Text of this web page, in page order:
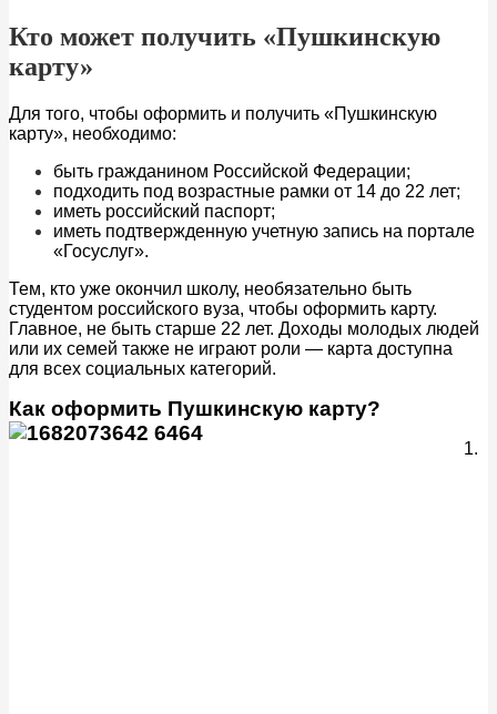
Кто может получить «Пушкинскую
карту»
Для того, чтобы оформить и получить «Пушкинскую
карту», необходимо:
быть гражданином Российской Федерации;
подходить под возрастные рамки от 14 до 22 лет;
иметь российский паспорт;
иметь подтвержденную учетную запись на портале
«Госуслуг».
Тем, кто уже окончил школу, необязательно быть
студентом российского вуза, чтобы оформить карту.
Главное, не быть старше 22 лет. Доходы молодых людей
или их семей также не играют роли — карта доступна
для всех социальных категорий.
Как оформить Пушкинскую карту?
1.